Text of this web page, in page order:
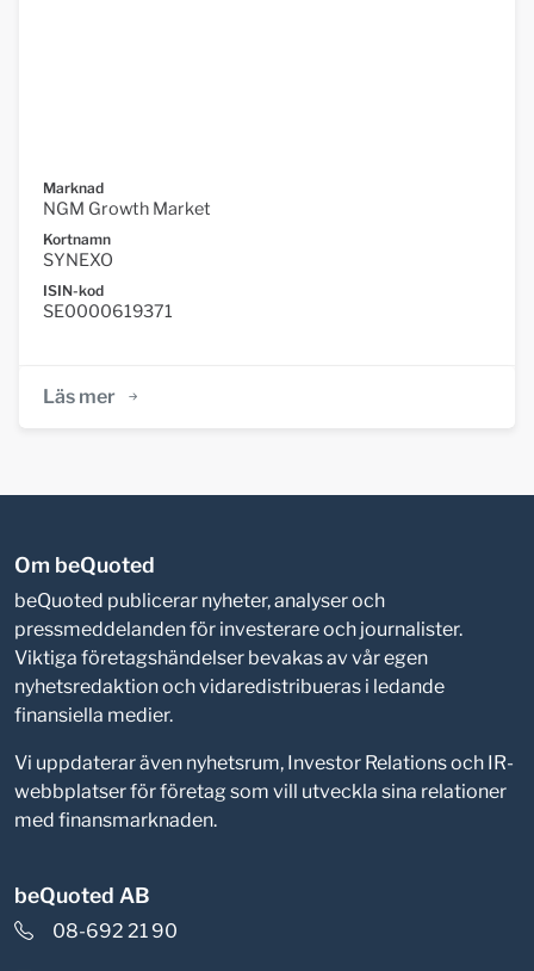
Marknad
NGM Growth Market
Kortnamn
SYNEXO
ISIN-kod
SE0000619371
Läs mer
Om beQuoted
beQuoted publicerar nyheter, analyser och
pressmeddelanden för investerare och journalister.
Viktiga företagshändelser bevakas av vår egen
nyhetsredaktion och vidaredistribueras i ledande
finansiella medier.
Vi uppdaterar även nyhetsrum, Investor Relations och IR-
webbplatser för företag som vill utveckla sina relationer
med finansmarknaden.
beQuoted AB
08-692 21 90